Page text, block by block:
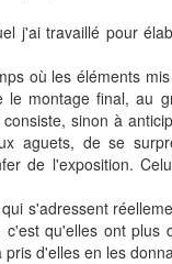
j'ai travaillé pour
où les éléments
montage final, au
sinon à
aguets, de se
de l'exposition.
s'adressent
qu'elles ont plus
d'elles en les